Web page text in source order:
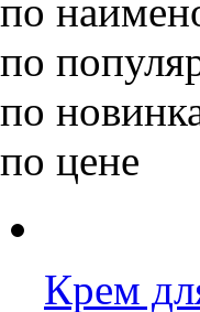
по
по
по
по цене
Крем